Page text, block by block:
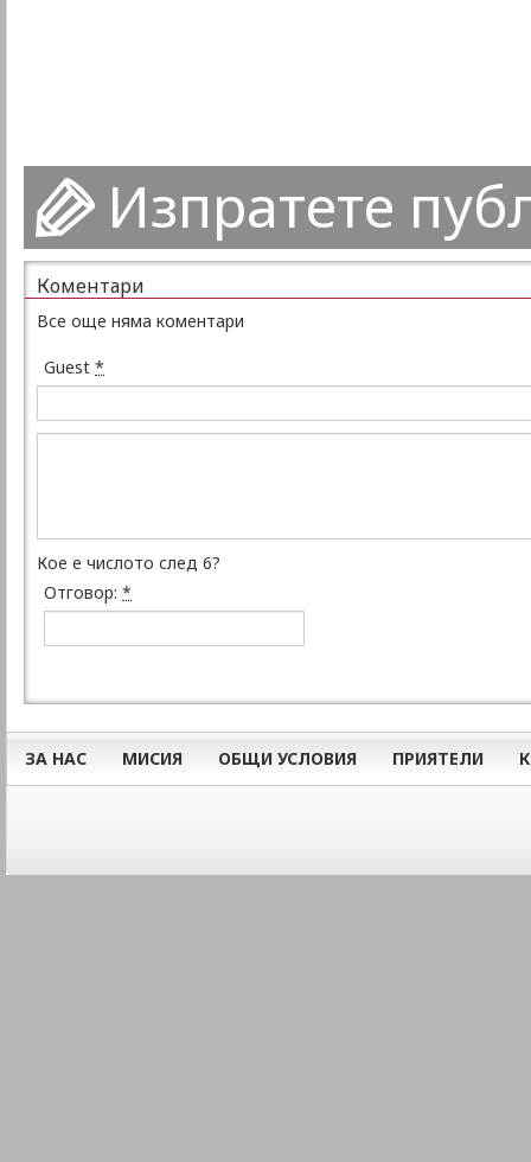
Изпратете
Коментари
Все още няма коментари
Guest *
Кое е числото след 6?
Отговор: *
ЗА НАС МИСИЯ ОБЩИ УСЛОВИЯ ПРИЯТЕЛИ